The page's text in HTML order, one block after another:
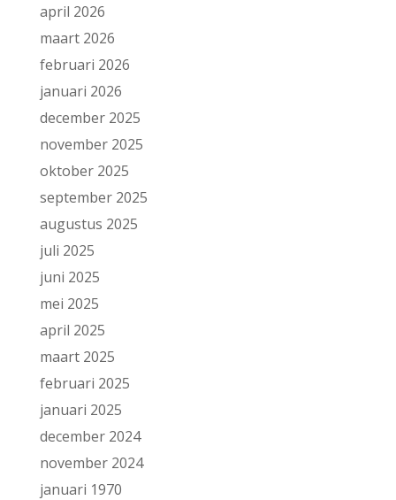
april 2026
maart 2026
februari 2026
januari 2026
december 2025
november 2025
oktober 2025
september 2025
augustus 2025
juli 2025
juni 2025
mei 2025
april 2025
maart 2025
februari 2025
januari 2025
december 2024
november 2024
januari 1970